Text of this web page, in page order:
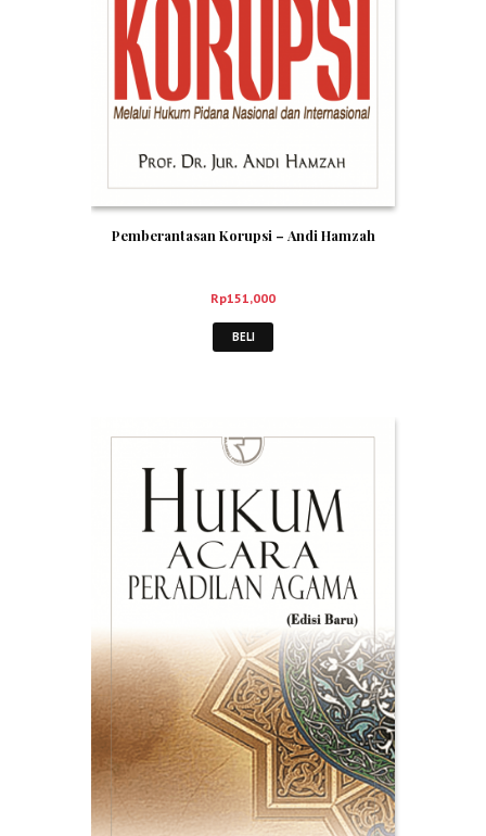
Pemberantasan Korupsi – Andi Hamzah
Rp151,000
BELI